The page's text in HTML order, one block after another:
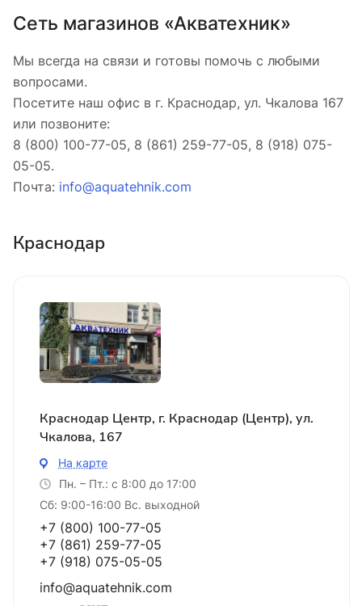
Сеть магазинов «Акватехник»
Мы всегда на связи и готовы помочь с любыми
вопросами.
Посетите наш офис в г. Краснодар, ул. Чкалова 167
или позвоните:
8 (800) 100-77-05, 8 (861) 259-77-05, 8 (918) 075-
05-05.
Почта: info@aquatehnik.com
Краснодар
Краснодар Центр, г. Краснодар (Центр), ул.
Чкалова, 167
На карте
Пн. – Пт.: с 8:00 до 17:00
Сб: 9:00-16:00 Вс. выходной
+7 (800) 100-77-05
+7 (861) 259-77-05
+7 (918) 075-05-05
info@aquatehnik.com